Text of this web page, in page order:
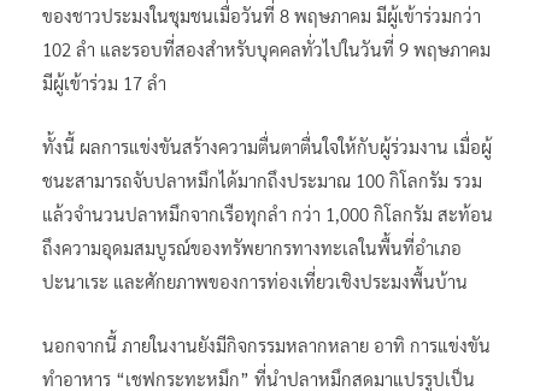
ของชาวประมงในชุมชนเมื่อวันที่ 8 พฤษภาคม มีผู้เข้าร่วมกว่า
102 ลำ และรอบที่สองสำหรับบุคคลทั่วไปในวันที่ 9 พฤษภาคม
มีผู้เข้าร่วม 17 ลำ
ทั้งนี้ ผลการแข่งขันสร้างความตื่นตาตื่นใจให้กับผู้ร่วมงาน เมื่อผู้
ชนะสามารถจับปลาหมึกได้มากถึงประมาณ 100 กิโลกรัม รวม
แล้วจำนวนปลาหมึกจากเรือทุกลำ กว่า 1,000 กิโลกรัม สะท้อน
ถึงความอุดมสมบูรณ์ของทรัพยากรทางทะเลในพื้นที่อำเภอ
ปะนาเระ และศักยภาพของการท่องเที่ยวเชิงประมงพื้นบ้าน
นอกจากนี้ ภายในงานยังมีกิจกรรมหลากหลาย อาทิ การแข่งขัน
ทำอาหาร “เชฟกระทะหมึก” ที่นำปลาหมึกสดมาแปรรูปเป็น